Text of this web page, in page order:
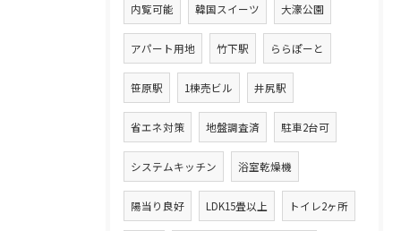
内覧可能 韓国スイーツ 大濠公園
アパート用地 竹下駅 ららぽーと
笹原駅 1棟売ビル 井尻駅
省エネ対策 地盤調査済 駐車2台可
システムキッチン 浴室乾燥機
陽当り良好 LDK15畳以上 トイレ2ヶ所